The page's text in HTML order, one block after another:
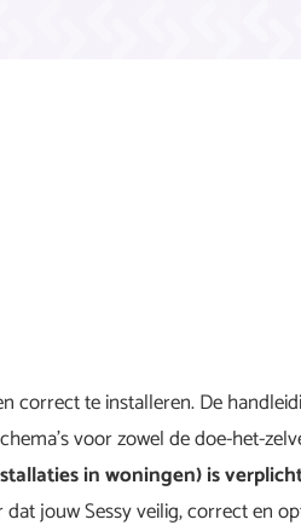
correct te installeren. De
voor zowel de doe-het-
in woningen) is
jouw Sessy veilig, correct en